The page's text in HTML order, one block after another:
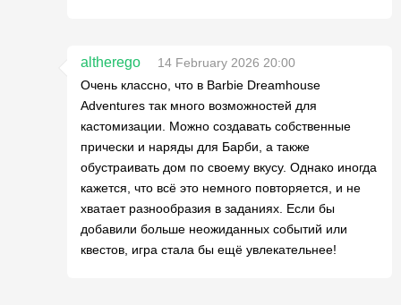
altherego
14 February 2026 20:00
Очень классно, что в Barbie Dreamhouse
Adventures так много возможностей для
кастомизации. Можно создавать собственные
прически и наряды для Барби, а также
обустраивать дом по своему вкусу. Однако иногда
кажется, что всё это немного повторяется, и не
хватает разнообразия в заданиях. Если бы
добавили больше неожиданных событий или
квестов, игра стала бы ещё увлекательнее!